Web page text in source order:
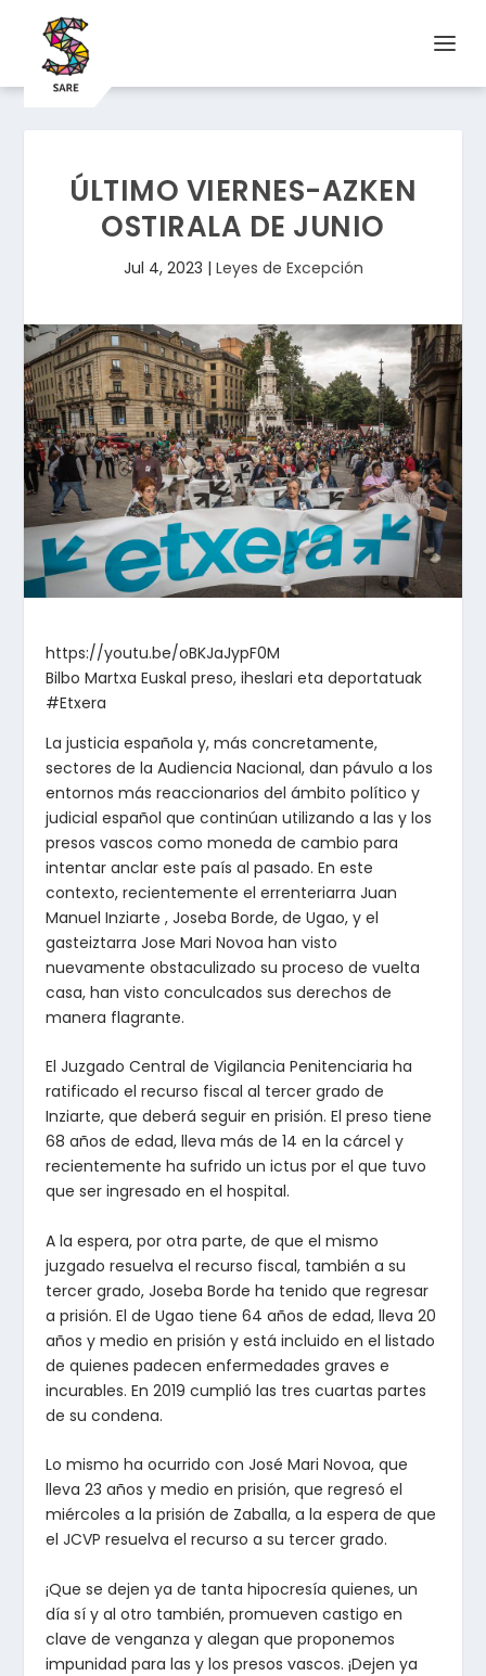
ÚLTIMO VIERNES-AZKEN
OSTIRALA DE JUNIO
Jul 4, 2023 | Leyes de Excepción
https://youtu.be/oBKJaJypF0M
Bilbo Martxa Euskal preso, iheslari eta deportatuak
#Etxera
La justicia española y, más concretamente,
sectores de la Audiencia Nacional, dan pávulo a los
entornos más reaccionarios del ámbito político y
judicial español que continúan utilizando a las y los
presos vascos como moneda de cambio para
intentar anclar este país al pasado. En este
contexto, recientemente el errenteriarra Juan
Manuel Inziarte , Joseba Borde, de Ugao, y el
gasteiztarra Jose Mari Novoa han visto
nuevamente obstaculizado su proceso de vuelta
casa, han visto conculcados sus derechos de
manera flagrante.
El Juzgado Central de Vigilancia Penitenciaria ha
ratificado el recurso fiscal al tercer grado de
Inziarte, que deberá seguir en prisión. El preso tiene
68 años de edad, lleva más de 14 en la cárcel y
recientemente ha sufrido un ictus por el que tuvo
que ser ingresado en el hospital.
A la espera, por otra parte, de que el mismo
juzgado resuelva el recurso fiscal, también a su
tercer grado, Joseba Borde ha tenido que regresar
a prisión. El de Ugao tiene 64 años de edad, lleva 20
años y medio en prisión y está incluido en el listado
de quienes padecen enfermedades graves e
incurables. En 2019 cumplió las tres cuartas partes
de su condena.
Lo mismo ha ocurrido con José Mari Novoa, que
lleva 23 años y medio en prisión, que regresó el
miércoles a la prisión de Zaballa, a la espera de que
el JCVP resuelva el recurso a su tercer grado.
¡Que se dejen ya de tanta hipocresía quienes, un
día sí y al otro también, promueven castigo en
clave de venganza y alegan que proponemos
impunidad para las y los presos vascos. ¡Dejen ya